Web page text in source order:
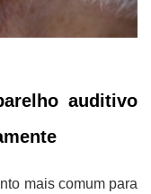
auditivo
mais comum para